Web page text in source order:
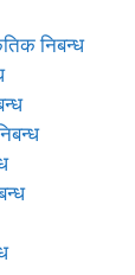
निबन्ध